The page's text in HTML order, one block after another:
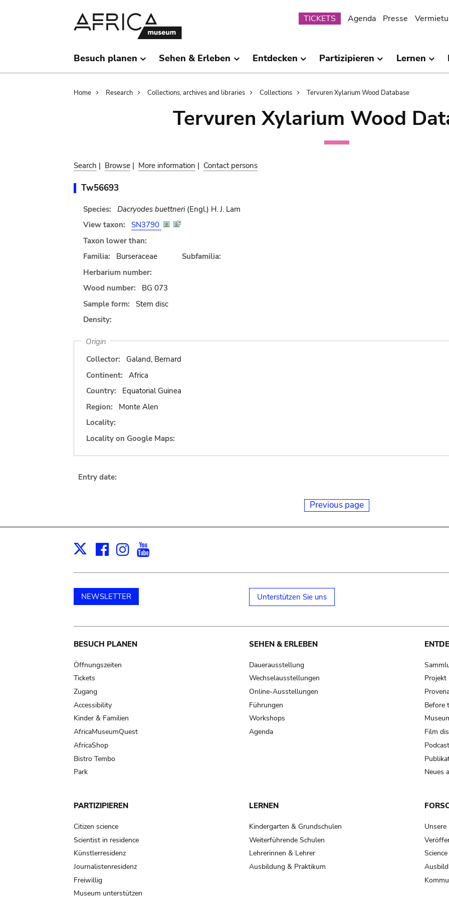
Submenu
TICKETS Agenda Presse
Besuch planen Sehen & Erleben Entdecken Partizipieren Lernen
Breadcrumb
Home Research Collections, archives and libraries Collections Tervuren Xylarium Wood Database
Tervuren Xylarium Wood
Search | Browse | More information | Contact persons
Tw56693
Species: Dacryodes buettneri(Engl.) H. J. Lam
View taxon:
SN3790
Taxon lower than:
Familia:
Burseraceae
Subfamilia:
Herbarium number:
Wood number:
BG 073
Sample form:
Stem disc
Density:
Origin
Collector:
Galand, Bernard
Continent:
Africa
Country:
Equatorial Guinea
Region:
Monte Alen
Locality:
Locality on Google Maps:
Entry date:
Previous page
X Facebook
Instagram
NEWSLETTER Unterstützen Sie uns
Main
navigation
BESUCH PLANEN
Öffnungszeiten
Tickets
Zugang
Accessibility
Kinder & Familien
AfricaMuseumQuest
AfricaShop
Bistro Tembo
Park
SEHEN & ERLEBEN
Dauerausstellung
Wechselausstellungen
Online-Ausstellungen
Führungen
Workshops
Agenda
Projekt
Before
Film
Neues
PARTIZIPIEREN
Citizen science
Scientist in residence
Künstlerresidenz
Journalistenresidenz
Freiwillig
Museum unterstützen
LERNEN
Kindergarten & Grundschulen
Weiterführende Schulen
Lehrerinnen & Lehrer
Ausbildung & Praktikum